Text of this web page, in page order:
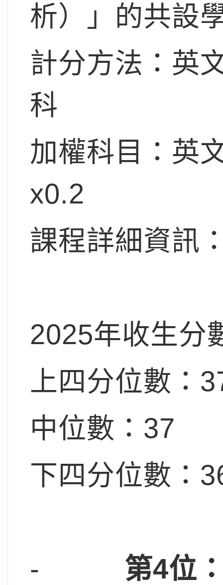
析）」的共設
計分方法：英
科
加權科目：英
x0.2
課程詳細資訊
2025年收生分
上四分位數：
中位數：37
下四分位數：
- 第4位